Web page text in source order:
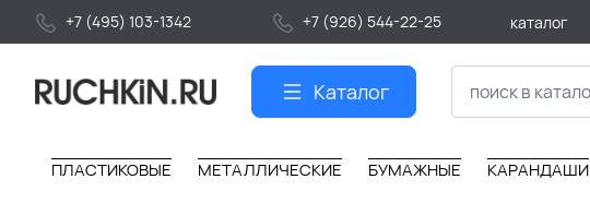
+7 (495) 103-1342 +7 (926) 544-22-25 каталог
Каталог
ПЛАСТИКОВЫЕ МЕТАЛЛИЧЕСКИЕ БУМАЖНЫЕ КАРАНДАШИ